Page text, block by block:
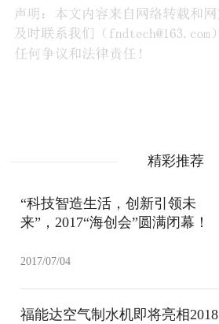
精彩推荐
“科技智造生活，创新引领未
来”，2017“海创会”圆满闭幕！
2017/07/04
福能达空气制水机即将亮相2018